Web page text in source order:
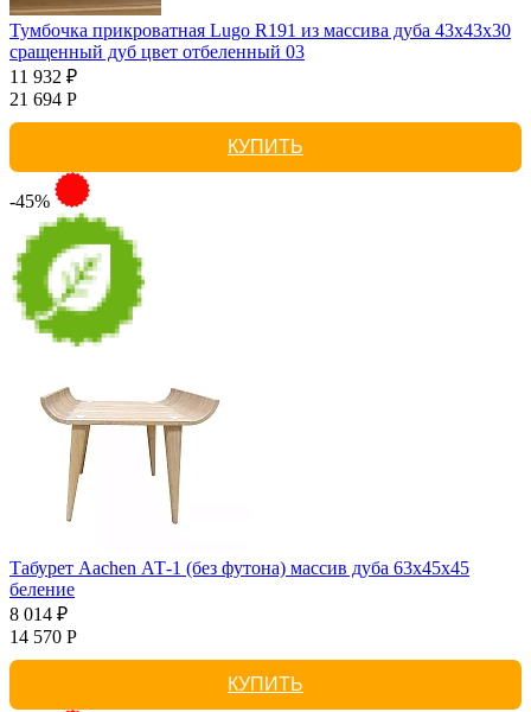
Тумбочка прикроватная Lugo R191 из массива дуба 43х43х30
сращенный дуб цвет отбеленный 03
11 932 ₽
21 694 Р
КУПИТЬ
-45%
Табурет Aachen АТ-1 (без футона) массив дуба 63х45х45
беление
8 014 ₽
14 570 Р
КУПИТЬ